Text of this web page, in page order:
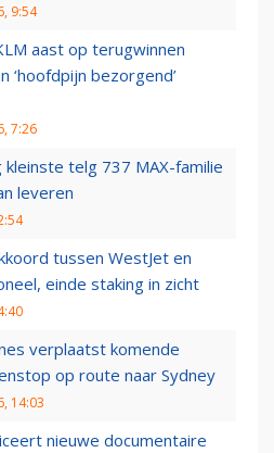
9:54
aast op terugwinnen
‘hoofdpijn bezorgend’
7:26
kleinste telg 737 MAX-familie
leveren
tussen WestJet en
einde staking in zicht
verplaatst komende
op route naar Sydney
14:03
nieuwe documentaire